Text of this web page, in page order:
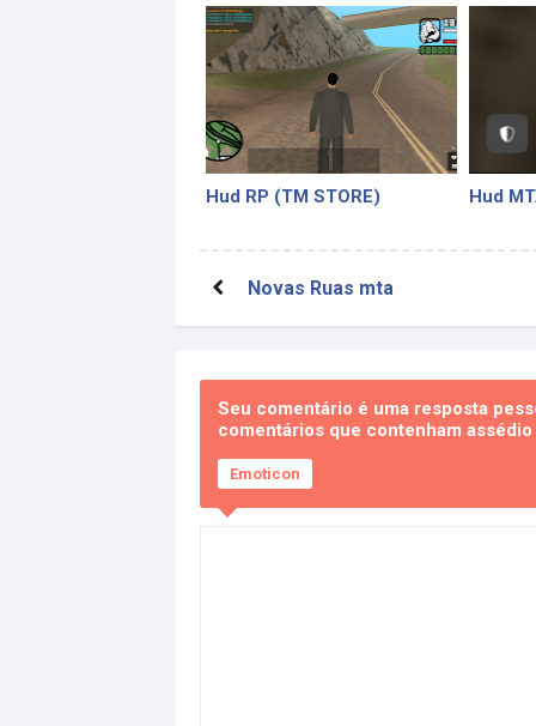
Hud RP (TM STORE) Hud
Novas Ruas mta
Seu comentário é uma resposta
comentários que contenham
Emoticon